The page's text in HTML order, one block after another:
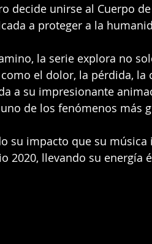
decide unirse al Cuerpo
a proteger a la
la serie explora no
el dolor, la pérdida, la
a su impresionante
de los fenómenos más
su impacto que su
2020, llevando su energía